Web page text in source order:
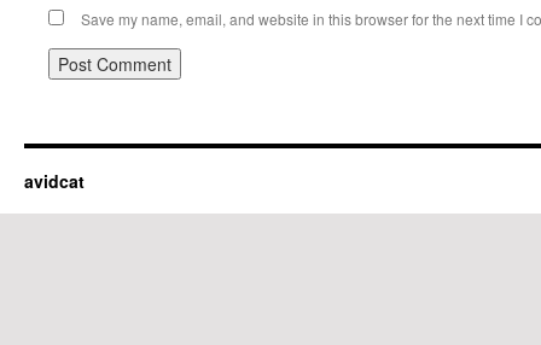
Save my name, email, and website in this browser for the next time I
avidcat